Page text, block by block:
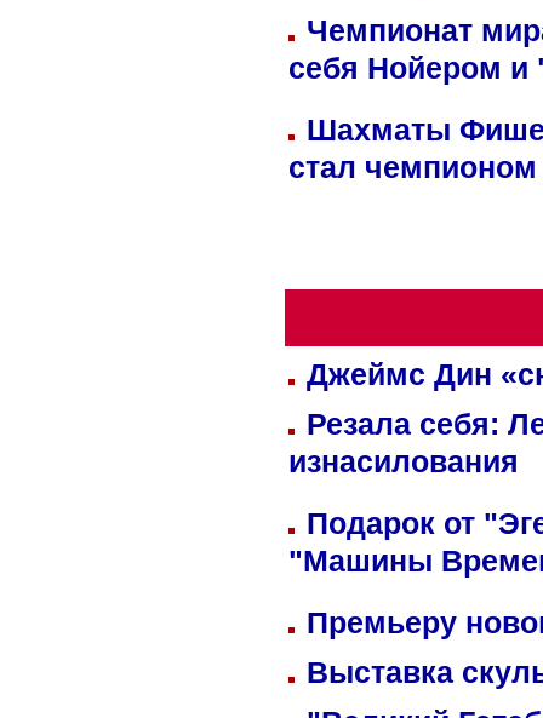
Чемпионат
себя Нойером и
Шахматы
стал
Джеймс Дин
Резала себя:
изнасилования
Подарок от
"Машины
Премьеру
Выставка